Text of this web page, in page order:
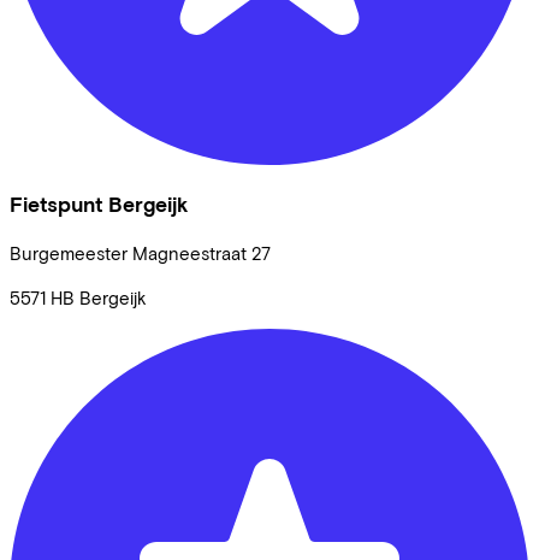
Fietspunt Bergeijk
Burgemeester Magneestraat 27
5571 HB Bergeijk